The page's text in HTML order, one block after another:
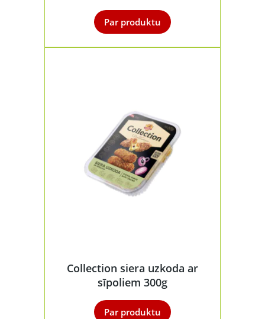
Par produktu
Collection siera uzkoda ar
sīpoliem 300g
Par produktu